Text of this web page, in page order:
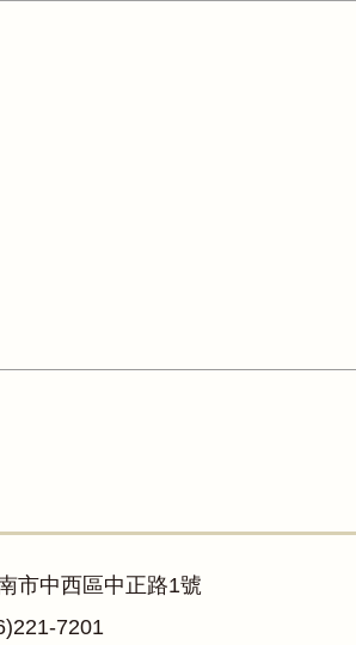
市中西區中正路1號
7201